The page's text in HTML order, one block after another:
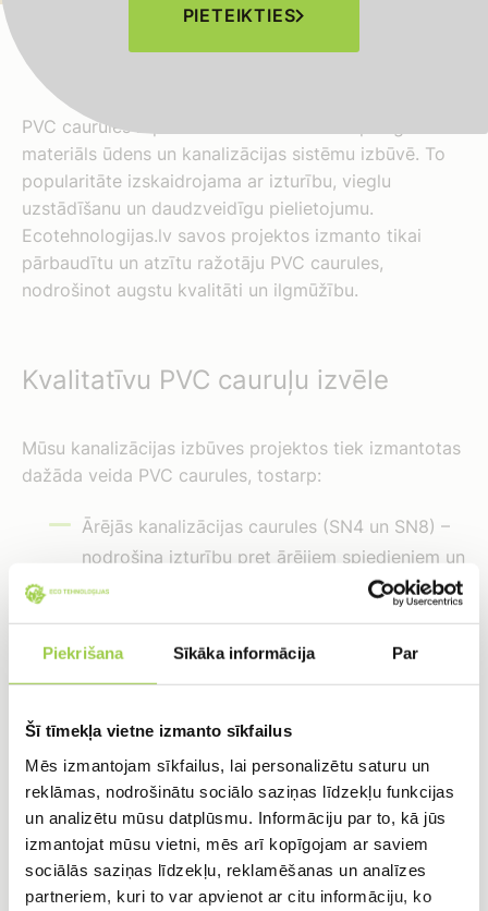
Piekrišana Sīkāka informācija Par
Šī tīmekļa vietne izmanto sīkfailus
Mēs izmantojam sīkfailus, lai personalizētu saturu un
reklāmas, nodrošinātu sociālo saziņas līdzekļu funkcijas
un analizētu mūsu datplūsmu. Informāciju par to, kā jūs
izmantojat mūsu vietni, mēs arī kopīgojam ar saviem
sociālās saziņas līdzekļu, reklamēšanas un analīzes
partneriem, kuri to var apvienot ar citu informāciju, ko
PVC caurules ir plaši izmantots un daudzpusīgs
materiāls ūdens un kanalizācijas sistēmu izbūvē. To
popularitāte izskaidrojama ar izturību, vieglu
uzstādīšanu un daudzveidīgu pielietojumu.
Ecotehnologijas.lv savos projektos izmanto tikai
pārbaudītu un atzītu ražotāju PVC caurules,
nodrošinot augstu kvalitāti un ilgmūžību.
Kvalitatīvu PVC cauruļu izvēle
Mūsu kanalizācijas izbūves projektos tiek izmantotas
dažāda veida PVC caurules, tostarp:
Ārējās kanalizācijas caurules (SN4 un SN8) –
nodrošina izturību pret ārējiem spiedieniem un
ir piemērotas lietusūdeņu un notekūdeņu
novadīšanai.
Iekšējās kanalizācijas caurules – pieejamas
dažādos diametros (no 20 mm līdz 500 mm),
lai atbilstu dažādām vajadzībām privātmājās
Drenāžas caurules – izmanto gruntsūdeņu
novadīšanai un meliorācijas sistēmās.
Caurtekas – izmanto ceļu un citu
infrastruktūras objektu izbūvē.
PIETEIKTIES